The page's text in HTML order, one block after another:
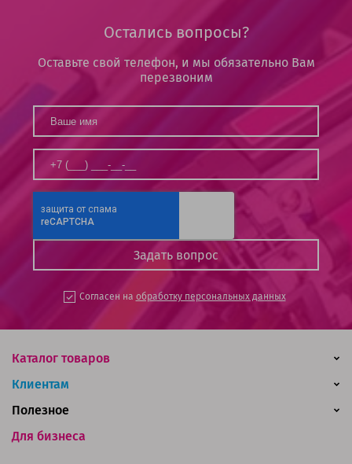
Остались вопросы?
Оставьте свой телефон, и мы обязательно Вам
перезвоним
Согласен на обработку персональных данных
Каталог товаров
Клиентам
Для бизнеса
Полезное